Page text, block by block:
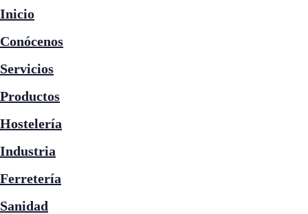
Inicio
Conócenos
Servicios
Productos
Hostelería
Industria
Ferretería
Sanidad